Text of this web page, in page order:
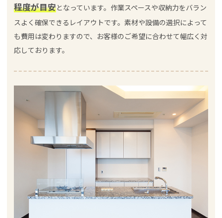
程度が目安となっています。作業スペースや収納力をバラン
スよく確保できるレイアウトです。素材や設備の選択によって
も費用は変わりますので、お客様のご希望に合わせて幅広く対
応しております。